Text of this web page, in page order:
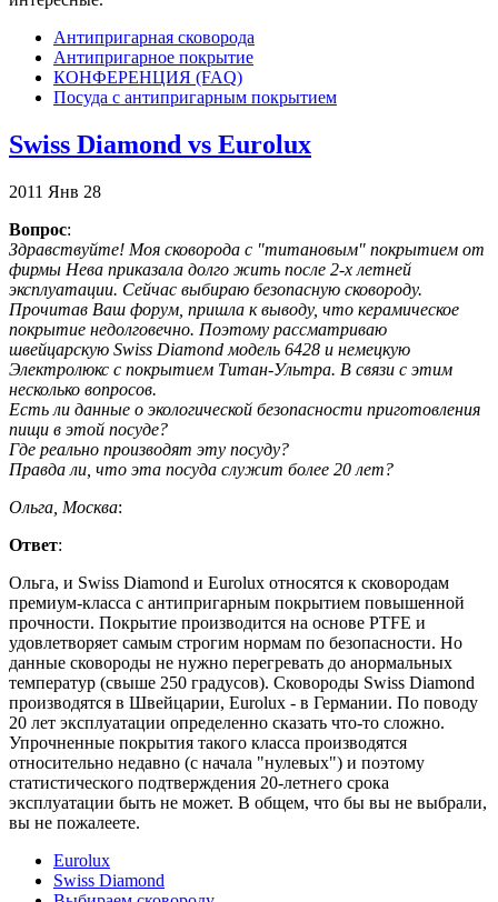
Антипригарная сковорода
Антипригарное покрытие
КОНФЕРЕНЦИЯ (FAQ)
Посуда с антипригарным покрытием
Swiss Diamond vs Eurolux
2011 Янв 28
Вопрос:
Здравствуйте! Моя сковорода с "титановым" покрытием от
фирмы Нева приказала долго жить после 2-х летней
эксплуатации. Сейчас выбираю безопасную сковороду.
Прочитав Ваш форум, пришла к выводу, что керамическое
покрытие недолговечно. Поэтому рассматриваю
швейцарскую Swiss Diamond модель 6428 и немецкую
Электролюкс с покрытием Титан-Ультра. В связи с этим
несколько вопросов.
Есть ли данные о экологической безопасности приготовления
пищи в этой посуде?
Где реально производят эту посуду?
Правда ли, что эта посуда служит более 20 лет?
Ольга, Москва:
Ответ:
Ольга, и Swiss Diamond и Eurolux относятся к сковородам
премиум-класса с антипригарным покрытием повышенной
прочности. Покрытие производится на основе PTFE и
удовлетворяет самым строгим нормам по безопасности. Но
данные сковороды не нужно перегревать до анормальных
температур (свыше 250 градусов). Сковороды Swiss Diamond
производятся в Швейцарии, Eurolux - в Германии. По поводу
20 лет эксплуатации определенно сказать что-то сложно.
Упрочненные покрытия такого класса производятся
относительно недавно (с начала "нулевых") и поэтому
статистического подтверждения 20-летнего срока
эксплуатации быть не может. В общем, что бы вы не выбрали,
вы не пожалеете.
Eurolux
Swiss Diamond